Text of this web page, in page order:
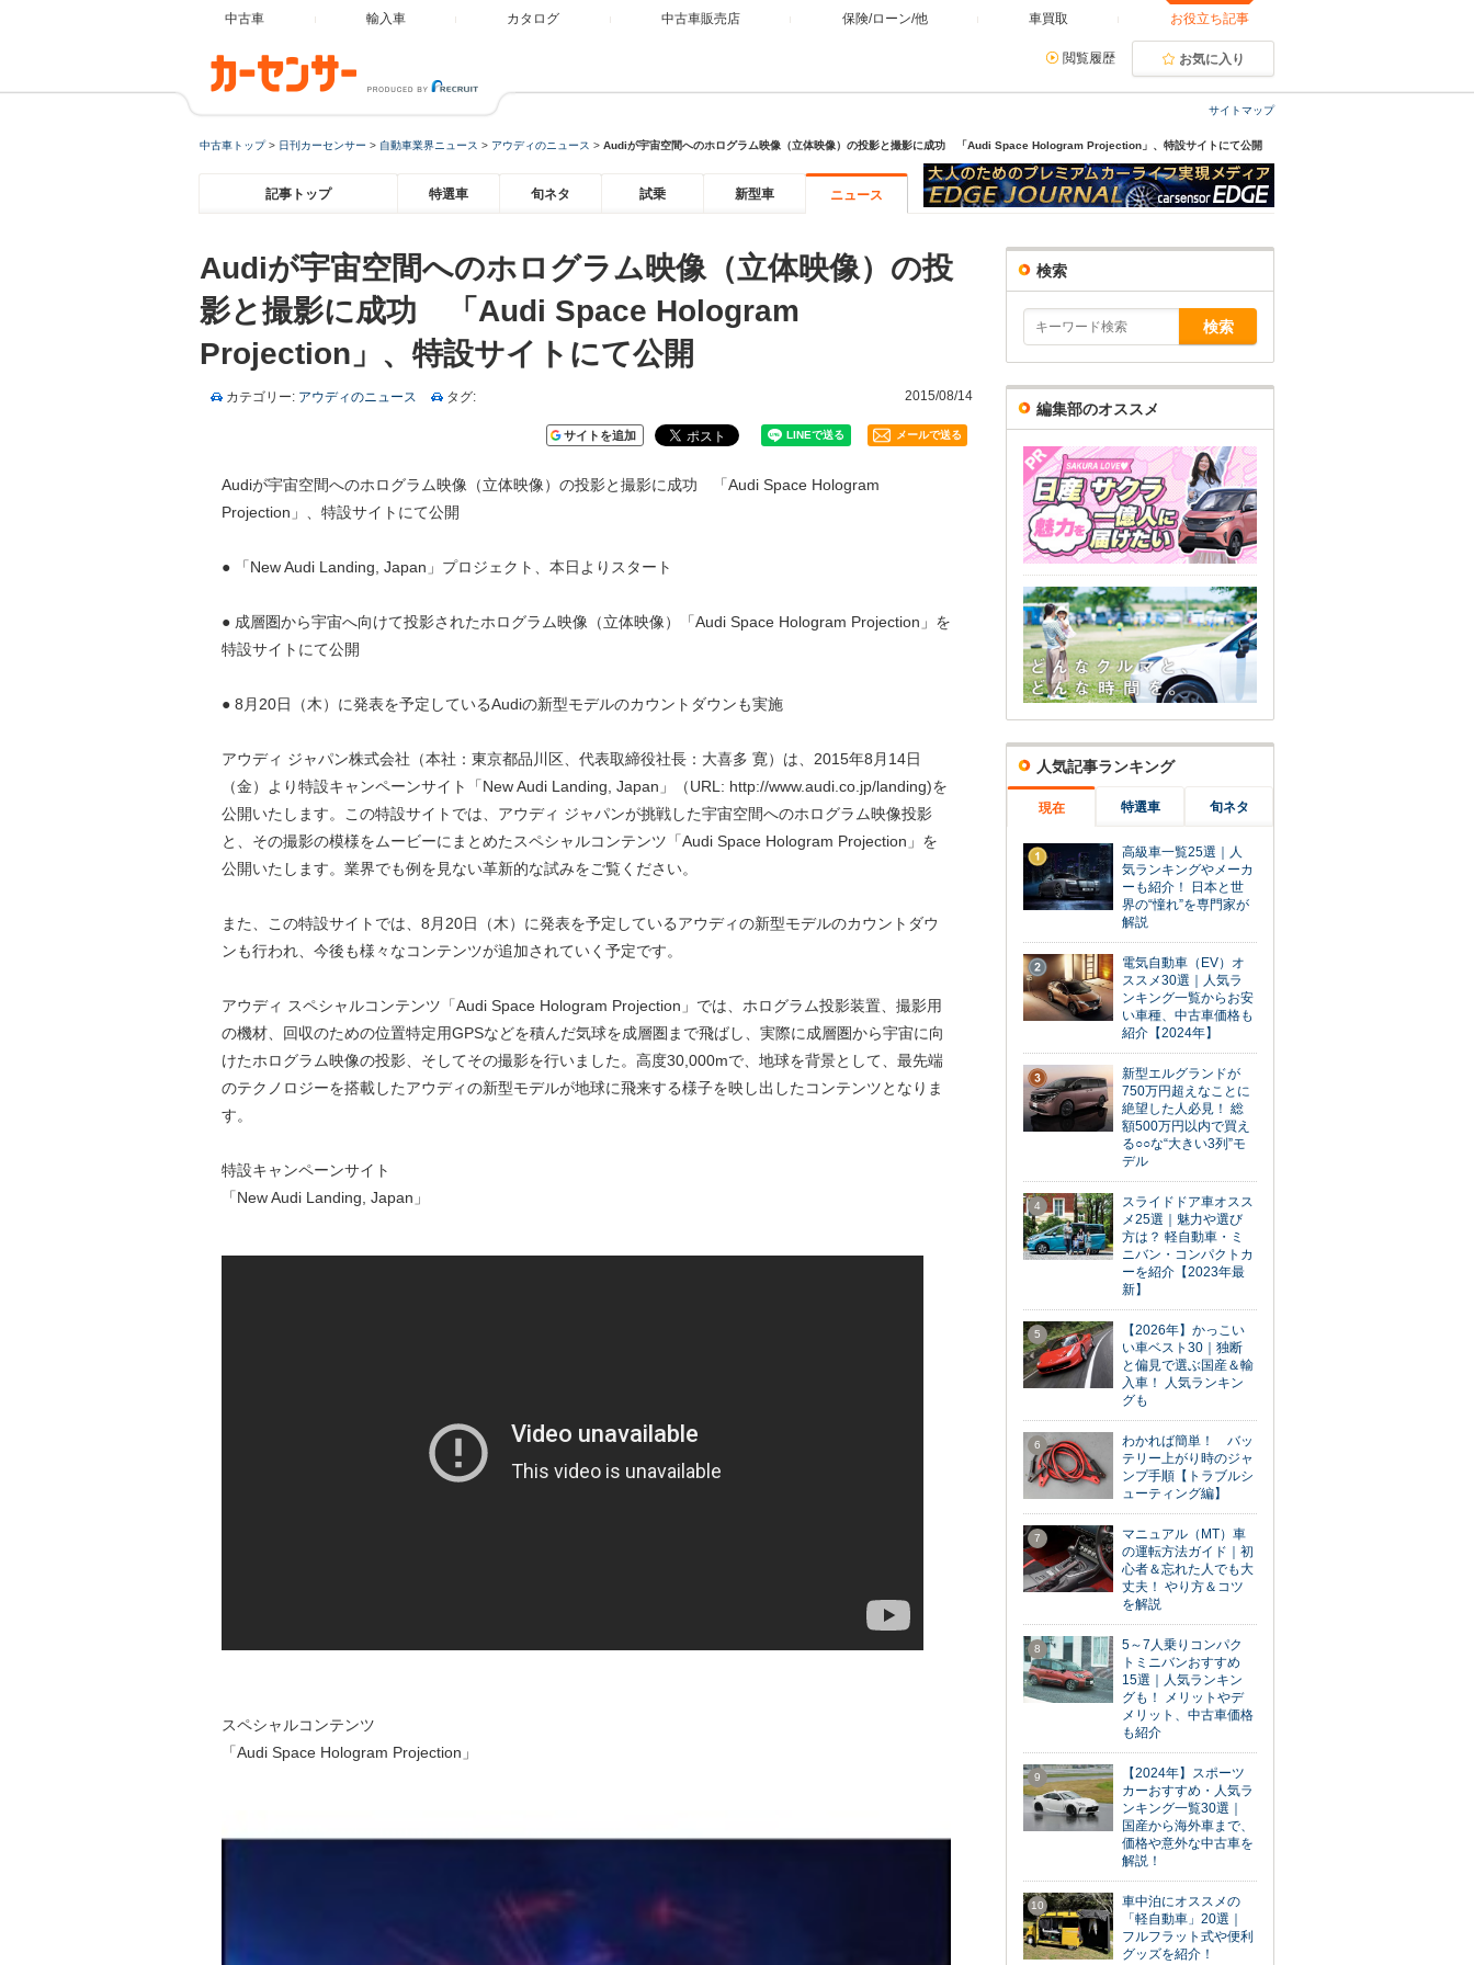
中古車 輸入車 カタログ 中古車販売店 保険/ローン/他 車買取 お役立ち記事
閲覧履歴 お気に入り
サイトマップ
中古車トップ> 日刊カーセンサー > 自動車業界ニュース > アウディのニュース > Audiが宇宙空間へのホログラム映像（立体映像）の投影と撮影に成功 「Audi Space Hologram Projection」、特設サイトにて公開
記事トップ 特選車 旬ネタ 試乗 新型車 ニュース
Audiが宇宙空間へのホログラム映像（立体映像）の投
影と撮影に成功 「Audi Space Hologram
Projection」、特設サイトにて公開
カテゴリー: アウディのニュース タグ: 2015/08/14
サイトを追加 メールで送る
Audiが宇宙空間へのホログラム映像（立体映像）の投影と撮影に成功 「Audi Space Hologram
Projection」、特設サイトにて公開
● 「New Audi Landing, Japan」プロジェクト、本日よりスタート
● 成層圏から宇宙へ向けて投影されたホログラム映像（立体映像）「Audi Space Hologram Projection」を
特設サイトにて公開
● 8月20日（木）に発表を予定しているAudiの新型モデルのカウントダウンも実施
アウディ ジャパン株式会社（本社：東京都品川区、代表取締役社長：大喜多 寛）は、2015年8月14日
（金）より特設キャンペーンサイト「New Audi Landing, Japan」（URL: http://www.audi.co.jp/landing)を
公開いたします。この特設サイトでは、アウディ ジャパンが挑戦した宇宙空間へのホログラム映像投影
と、その撮影の模様をムービーにまとめたスペシャルコンテンツ「Audi Space Hologram Projection」を
公開いたします。業界でも例を見ない革新的な試みをご覧ください。
また、この特設サイトでは、8月20日（木）に発表を予定しているアウディの新型モデルのカウントダウ
ンも行われ、今後も様々なコンテンツが追加されていく予定です。
アウディ スペシャルコンテンツ「Audi Space Hologram Projection」では、ホログラム投影装置、撮影用
の機材、回収のための位置特定用GPSなどを積んだ気球を成層圏まで飛ばし、実際に成層圏から宇宙に向
けたホログラム映像の投影、そしてその撮影を行いました。高度30,000mで、地球を背景として、最先端
のテクノロジーを搭載したアウディの新型モデルが地球に飛来する様子を映し出したコンテンツとなりま
す。
特設キャンペーンサイト
「New Audi Landing, Japan」
スペシャルコンテンツ
「Audi Space Hologram Projection」
検索
編集部のオススメ
人気記事ランキング
現在 特選車 旬ネタ
1
高級車一覧25選｜人
気ランキングやメーカ
ーも紹介！ 日本と世
界の“憧れ”を専門家が
解説
2
電気自動車（EV）オ
ススメ30選｜人気ラ
ンキング一覧からお安
い車種、中古車価格も
紹介【2024年】
3
新型エルグランドが
750万円超えなことに
絶望した人必見！ 総
額500万円以内で買え
る○○な“大きい3列”モ
デル
4
スライドドア車オスス
メ25選｜魅力や選び
方は？ 軽自動車・ミ
ニバン・コンパクトカ
ーを紹介【2023年最
新】
5
【2026年】かっこい
い車ベスト30｜独断
と偏見で選ぶ国産＆輸
入車！ 人気ランキン
グも
6
わかれば簡単！ バッ
テリー上がり時のジャ
ンプ手順【トラブルシ
ューティング編】
7
マニュアル（MT）車
の運転方法ガイド｜初
心者＆忘れた人でも大
丈夫！ やり方＆コツ
を解説
8
5～7人乗りコンパク
トミニバンおすすめ
15選｜人気ランキン
グも！ メリットやデ
メリット、中古車価格
も紹介
9
【2024年】スポーツ
カーおすすめ・人気ラ
ンキング一覧30選｜
国産から海外車まで、
価格や意外な中古車を
解説！
10
車中泊にオススメの
「軽自動車」20選｜
フルフラット式や便利
グッズを紹介！